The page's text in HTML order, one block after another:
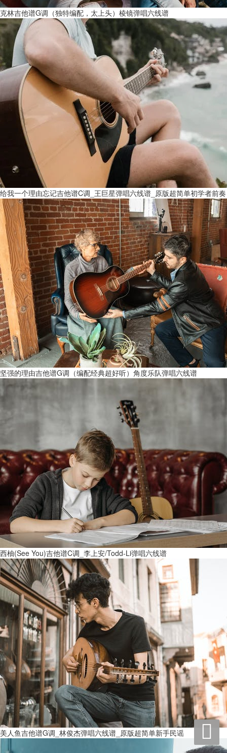
克林吉他谱G调（独特编配，太上头）棱镜弹唱六线谱
给我一个理由忘记吉他谱C调_王巨星弹唱六线谱_原版超简单初学者前奏
坚强的理由吉他谱G调（编配经典超好听）角度乐队弹唱六线谱
西柚(See You)吉他谱C调_李上安/Todd-Li弹唱六线谱
美人鱼吉他谱G调_林俊杰弹唱六线谱_原版超简单新手民谣 